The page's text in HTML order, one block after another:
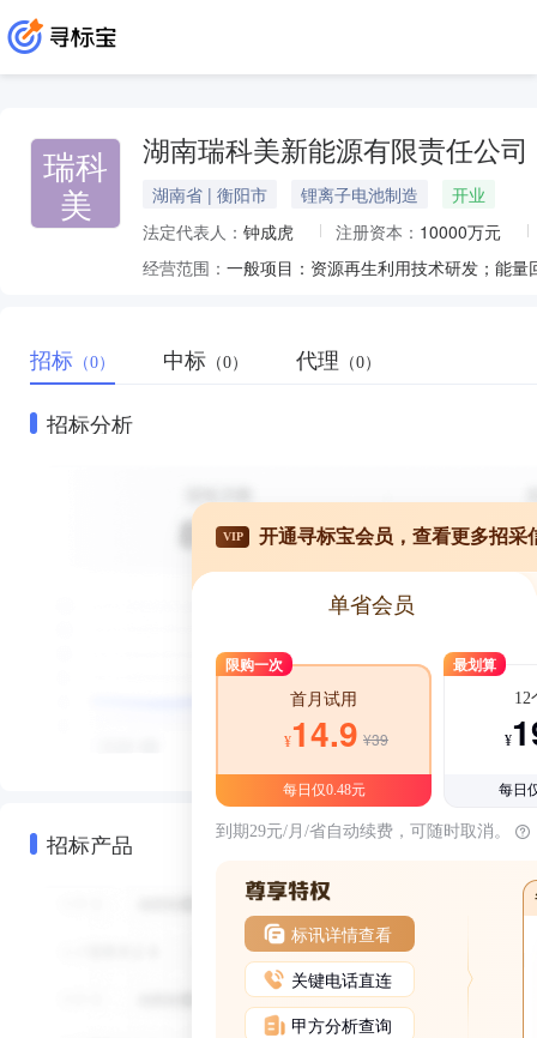
瑞科
美
湖南瑞科美新能源有限责任公司
湖南省 | 衡阳市 锂离子电池制造
开业
法定代表人： 钟成虎 注册资本： 10000万元
经营范围：
招标 （0） 中标 （0） 代理 （0）
招标分析
招标产品
VIP 开通寻标宝会员，查看更多招采
单省会员
限购一次
首月试用
¥14.9 ¥39
每日仅0.48元
最划算
12
¥
每日
到期29元/月/省自动续费，可随时取消。
标讯详情查看
关键电话直连
甲方分析查询